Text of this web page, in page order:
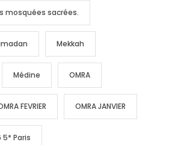
mosquées sacrées.
Mekkah
Médine OMRA
FEVRIER OMRA JANVIER
Paris